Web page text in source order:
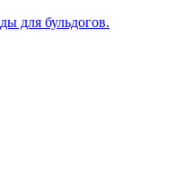
бульдогов.